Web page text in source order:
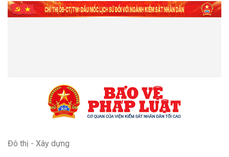
Đô thị - Xây dựng